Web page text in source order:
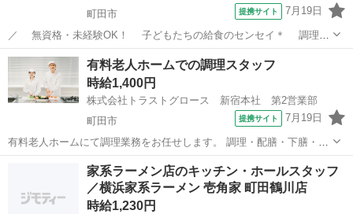
町田市
提携サイト 7月19日
／ 無資格・未経験OK！ 子どもたちの給食のセンセイ＊ 調理ス
タッフ募集♪.* ＼ 定員21名の保育園内キッチンにて 調理業務全般をお
願いします。 スタッフ2名体制で行います。 ——具体的には—— ・調
理 ・盛り付...
東京 町田市 キッチン
有料老人ホームでの調理スタッフ
時給1,400円
株式会社トラストグロース 新宿本社 第2営業部
町田市
提携サイト 7月19日
有料老人ホームにて調理業務をお任せします。 調理・配膳・下膳・盛
り付け・カット・洗浄等をお願いします！ ●定員：51名 ●資格・経験
不問 ●週2日～OK ●実働4時間～OK ●就業時間相談OK ●曜日固定相談
OK ●制服貸...
町田市 キッチン
家系ラーメン店のキッチン・ホールスタッフ
／横浜家系ラーメン 壱角家 町田鶴川店
時給1,230円